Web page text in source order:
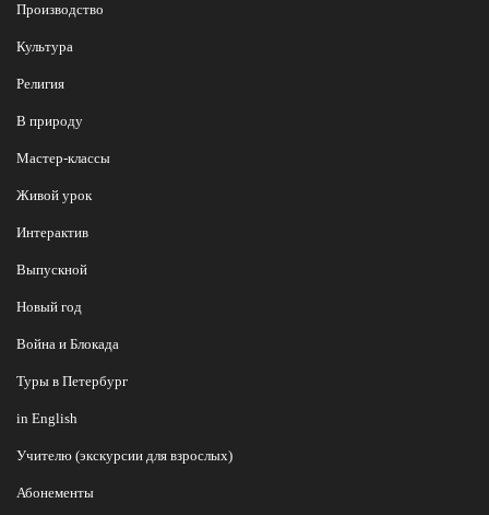
Производство
Культура
Религия
В природу
Мастер-классы
Живой урок
Интерактив
Выпускной
Новый год
Война и Блокада
Туры в Петербург
in English
Учителю (экскурсии для взрослых)
Абонементы